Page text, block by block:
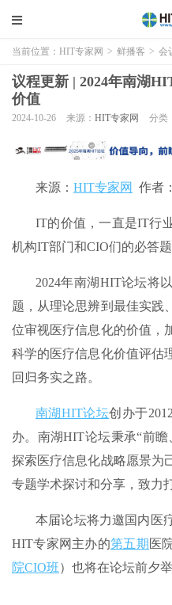
当前位置： HIT专家网 > 鲜播客 > 会
议程更新 | 2024年南湖
价值
2024-10-26 来源： HIT专家网 分类
来源： HIT专家网 作者
IT的价值，一直是IT行
机构IT部门和CIO们的必答
2024年南湖HIT论坛将以
题，从理论思辨到最佳实践
位审视医疗信息化的价值，
科学的医疗信息化价值评估
回归务实之路。
南湖HIT论坛创办于
办。南湖HIT论坛秉承“前
探索医疗信息化战略愿景为
专题学术探讨和分享，致力
本届论坛将力邀国内医
HIT专家网主办的第五期 医
院CIO班）也将在论坛前夕